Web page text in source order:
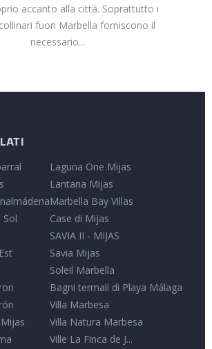
accanto alla città. Soprattutto i
fuori Marbella forniscono il
necessario...
Sol
Laguna One Mijas
Lantana Mijas
Marbella Bay Villas
Case di Mijas
SAVIA II - MIJAS
Savia Mijas
Soleil Marbella
Bagni termali di Playa Málaga
Villa Marbesa
Villa Natura Marbesa
Ville La Finca de J...